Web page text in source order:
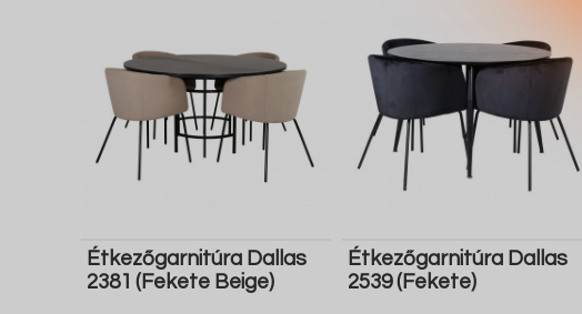
Étkezőgarnitúra Dallas
2381 (Fekete Beige)
Étkezőgarnitúra Dallas
2539 (Fekete)